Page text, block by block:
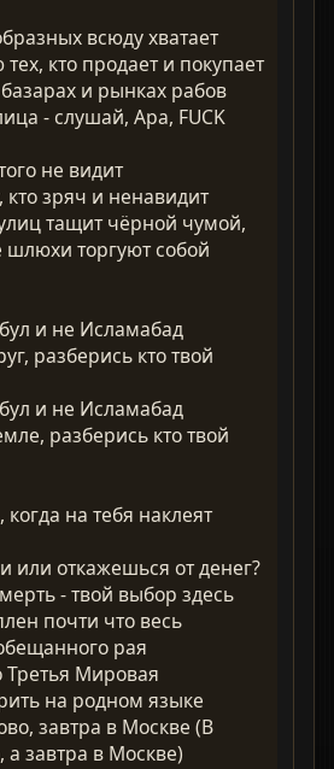
всюду хватает
кто продает и покупает
и рынках рабов
- слушай, Ара, FUCK
не видит
зряч и ненавидит
тащит чёрной чумой,
торгуют собой
и не Исламабад
разберись кто твой
и не Исламабад
разберись кто твой
на тебя наклеят
или откажешься от денег?
- твой выбор здесь
почти что весь
рая
Третья Мировая
на родном языке
завтра в Москве (В
а завтра в Москве)